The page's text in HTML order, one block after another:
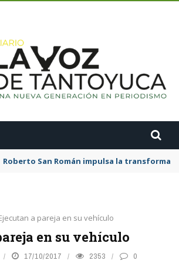
Roberto San Román impulsa la
a pareja en su vehículo
en su vehículo
17/10/2017 2353 0